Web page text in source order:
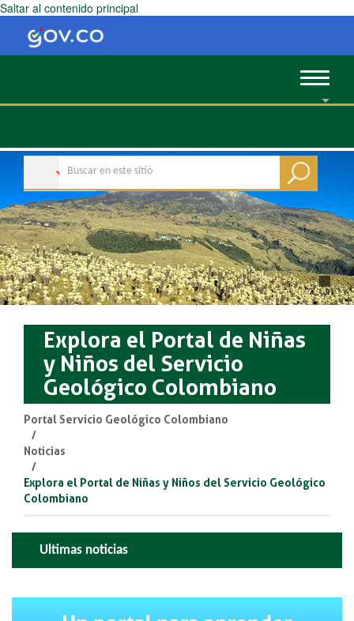
Saltar al contenido principal
Toggle
Explora el Portal de Niñas
y Niños del Servicio
Geológico Colombiano
Portal Servicio Geológico Colombiano
Noticias
Explora el Portal de Niñas y Niños del Servicio Geológico
Colombiano
Ultimas noticias